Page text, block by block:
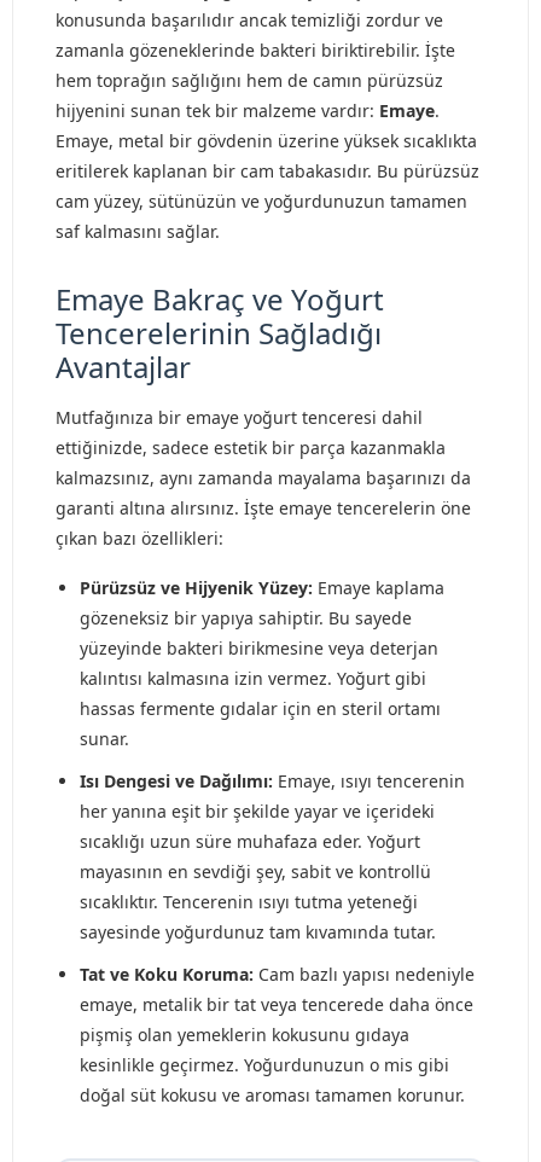
konusunda başarılıdır ancak temizliği zordur ve
zamanla gözeneklerinde bakteri biriktirebilir. İşte
hem toprağın sağlığını hem de camın pürüzsüz
hijyenini sunan tek bir malzeme vardır: Emaye.
Emaye, metal bir gövdenin üzerine yüksek sıcaklıkta
eritilerek kaplanan bir cam tabakasıdır. Bu pürüzsüz
cam yüzey, sütünüzün ve yoğurdunuzun tamamen
saf kalmasını sağlar.
Emaye Bakraç ve Yoğurt
Tencerelerinin Sağladığı
Avantajlar
Mutfağınıza bir emaye yoğurt tenceresi dahil
ettiğinizde, sadece estetik bir parça kazanmakla
kalmazsınız, aynı zamanda mayalama başarınızı da
garanti altına alırsınız. İşte emaye tencerelerin öne
çıkan bazı özellikleri:
Pürüzsüz ve Hijyenik Yüzey: Emaye kaplama
gözeneksiz bir yapıya sahiptir. Bu sayede
yüzeyinde bakteri birikmesine veya deterjan
kalıntısı kalmasına izin vermez. Yoğurt gibi
hassas fermente gıdalar için en steril ortamı
sunar.
Isı Dengesi ve Dağılımı: Emaye, ısıyı tencerenin
her yanına eşit bir şekilde yayar ve içerideki
sıcaklığı uzun süre muhafaza eder. Yoğurt
mayasının en sevdiği şey, sabit ve kontrollü
sıcaklıktır. Tencerenin ısıyı tutma yeteneği
sayesinde yoğurdunuz tam kıvamında tutar.
Tat ve Koku Koruma: Cam bazlı yapısı nedeniyle
emaye, metalik bir tat veya tencerede daha önce
pişmiş olan yemeklerin kokusunu gıdaya
kesinlikle geçirmez. Yoğurdunuzun o mis gibi
doğal süt kokusu ve aroması tamamen korunur.